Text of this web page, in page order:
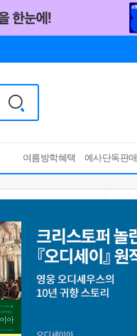
여름방학혜택 예사단독판매